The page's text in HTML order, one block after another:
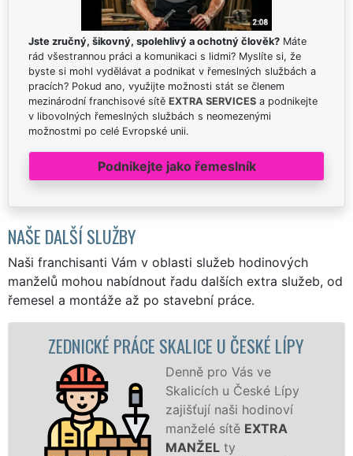
Jste zručný, šikovný, spolehlivý a ochotný člověk? Máte
rád všestrannou práci a komunikaci s lidmi? Myslíte si, že
byste si mohl vydělávat a podnikat v řemeslných službách a
pracích? Pokud ano, využijte možnosti stát se členem
mezinárodní franchisové sítě EXTRA SERVICES a podnikejte
v libovolných řemeslných službách s neomezenými
možnostmi po celé Evropské unii.
Podnikejte jako řemeslník
NAŠE DALŠÍ SLUŽBY
Naši franchisanti Vám v oblasti služeb hodinových
manželů mohou nabídnout řadu dalších extra služeb, od
řemesel a montáže až po stavební práce.
PRÁCE SKALICE U ČESKÉ LÍPY
Denně pro Vás ve
Skalicích u České Lípy
zajišťují naši hodinoví
manželé sítěEXTRA
MANŽEL ty